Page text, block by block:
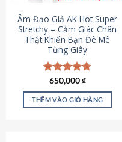
Âm Đạo Giả AK Hot Super
Stretchy – Cảm Giác Chân
Thật Khiến Bạn Đê Mê
Từng Giây
Được xếp
hạng4.75
5 sao
650,000₫
THÊM VÀO GIỎ HÀNG